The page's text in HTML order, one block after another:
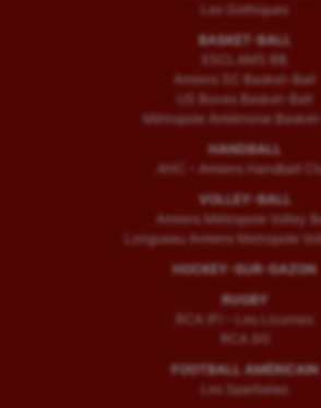
Les Gothiques
BASKET-BALL
ESCLAMS BB
Amiens SC Basket-Ball
US Boves Basket-Ball
Métropole Amiénoise
HANDBALL
AHC – Amiens Handball
VOLLEY-BALL
Amiens Métropole Volley
Longueau Amiens Metropole
HOCKEY-SUR-GAZON
RUGBY
RCA (F) – Les Licornes
RCA (H)
FOOTBALL AMÉRICAIN
Les Spartiates